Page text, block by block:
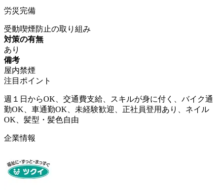
労災完備
受動喫煙防止の取り組み
対策の有無
あり
備考
屋内禁煙
注目ポイント
週１日からOK、交通費支給、スキルが身に付く、バイク通
勤OK、車通勤OK、未経験歓迎、正社員登用あり、ネイル
OK、髪型・髪色自由
企業情報